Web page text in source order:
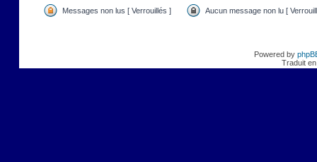
Messages non lus [ Verrouillés ] Aucun message non lu [
Powered by
Traduit